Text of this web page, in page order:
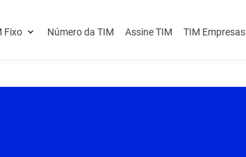
Fixo Número da TIM Assine TIM TIM Empresas